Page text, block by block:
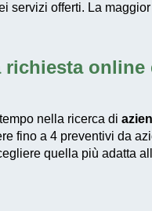
servizi offerti. La
richiesta
nella ricerca di
fino a 4 preventivi da
quella più adatta